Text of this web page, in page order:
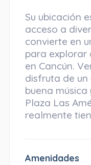
Su ubicación
acceso a
convierte en
para explorar
en Cancún.
disfruta de
buena
Plaza Las
realmente
Amenidades